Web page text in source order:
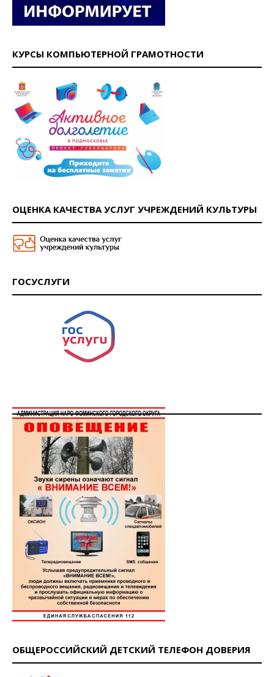
КУРСЫ КОМПЬЮТЕРНОЙ ГРАМОТНОСТИ
ОЦЕНКА КАЧЕСТВА УСЛУГ УЧРЕЖДЕНИЙ КУЛЬТУРЫ
ГОСУСЛУГИ
ОБЩЕРОССИЙСКИЙ ДЕТСКИЙ ТЕЛЕФОН ДОВЕРИЯ